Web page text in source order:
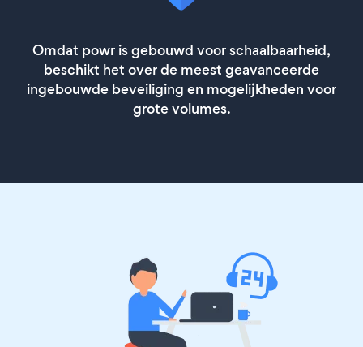
Omdat powr is gebouwd voor schaalbaarheid,
beschikt het over de meest geavanceerde
ingebouwde beveiliging en mogelijkheden voor
grote volumes.